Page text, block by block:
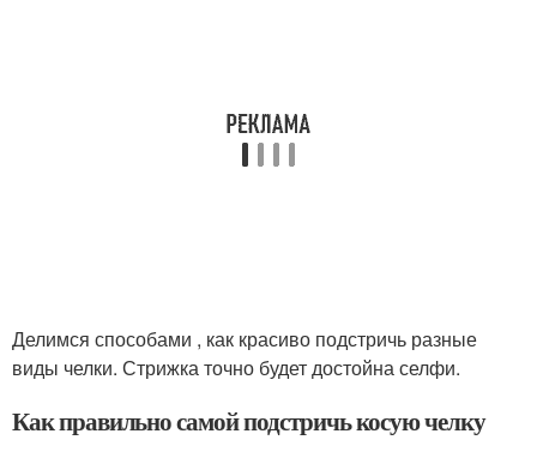
Делимся способами , как красиво подстричь разные
виды челки. Стрижка точно будет достойна селфи.
Как правильно самой подстричь косую челку